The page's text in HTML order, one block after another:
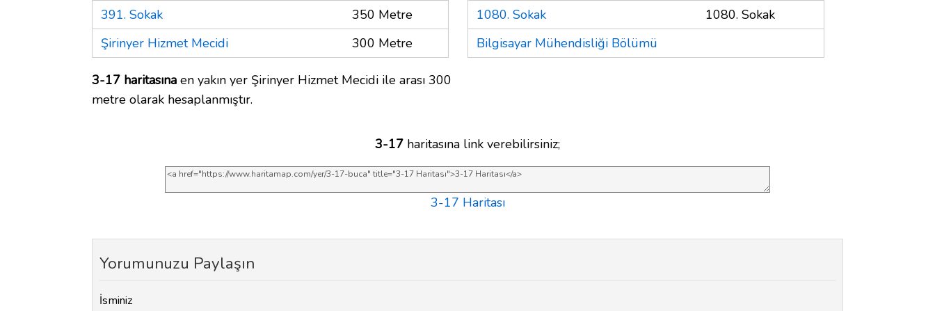
391. Sokak
350 Metre
Şirinyer Hizmet Mecidi
300 Metre
3-17 haritasına en yakın yer Şirinyer Hizmet Mecidi ile arası 300
metre olarak hesaplanmıştır.
1080. Sokak
1080. Sokak
Bilgisayar Mühendisliği Bölümü
3-17 haritasına link verebilirsiniz;
3-17 Haritası
Yorumunuzu Paylaşın
İsminiz